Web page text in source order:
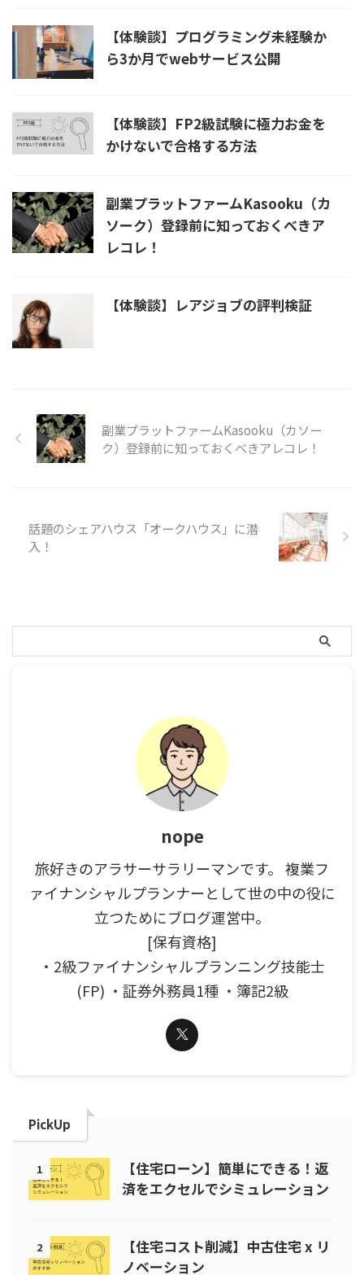
【体験談】プログラミング未経験か
ら3か月でwebサービス公開
【体験談】FP2級試験に極力お金を
かけないで合格する方法
副業プラットファームKasooku（カ
ソーク）登録前に知っておくべきア
レコレ！
【体験談】レアジョブの評判検証
副業プラットファームKasooku（カソー
ク）登録前に知っておくべきアレコレ！
話題のシェアハウス「オークハウス」に潜
入！
nope
旅好きのアラサーサラリーマンです。 複業フ
ァイナンシャルプランナーとして世の中の役に
立つためにブログ運営中。
[保有資格]
・2級ファイナンシャルプランニング技能士
(FP) ・証券外務員1種 ・簿記2級
PickUp
1
【住宅ローン】簡単にできる！返
済をエクセルでシミュレーション
2
【住宅コスト削減】中古住宅 x リ
ノベーション